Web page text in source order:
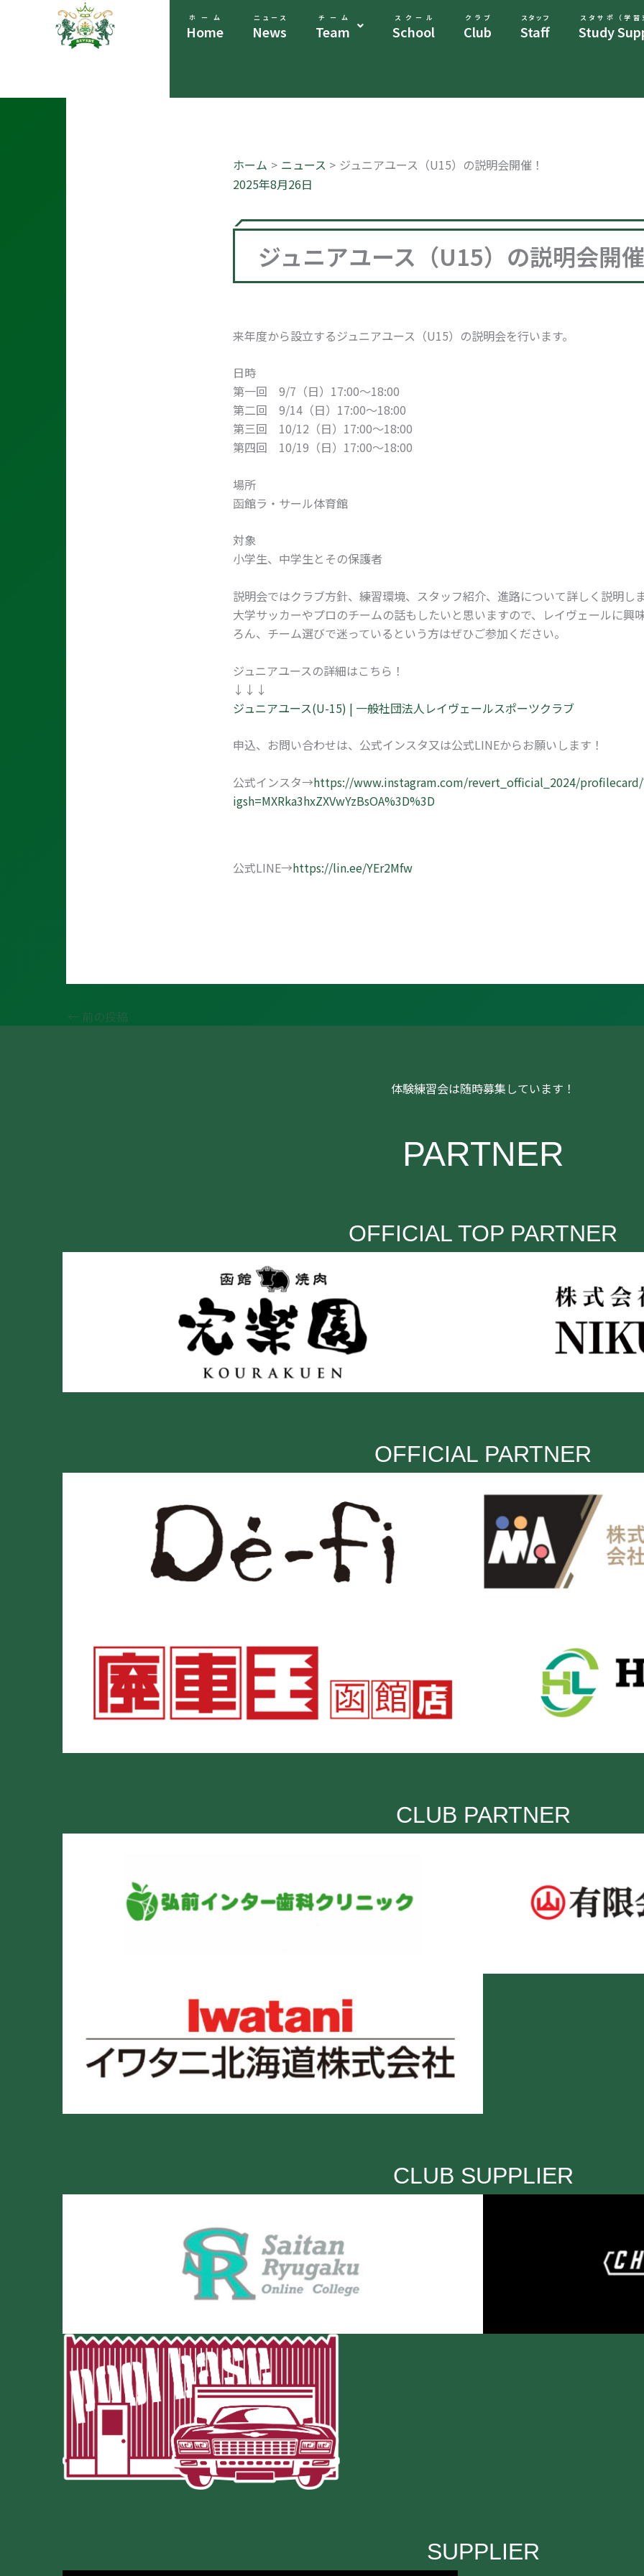
ッ
Home
ホーム
News
ニュース
Team
チーム
School
スクール
Club
クラブ
Staff
スタッフ
Study
スタサポ（学習
ホーム ニュース
ジュニアユース（U15）の説明会開催！
2025年8月26日
ジュニアユース（U15）の説明会開
来年度から設立するジュニアユース（U15）の説明会を行います。
日時
第一回 9/7（日）17:00〜18:00
第二回 9/14（日）17:00〜18:00
第三回 10/12（日）17:00～18:00
第四回 10/19（日）17:00～18:00
場所
函館ラ・サール体育館
対象
小学生、中学生とその保護者
説明会ではクラブ方針、練習環境、スタッフ紹介、進路について詳しく説明し
大学サッカーやプロのチームの話もしたいと思いますので、レイヴェールに興
ろん、チーム選びで迷っているという方はぜひご参加ください。
ジュニアユースの詳細はこちら！
↓↓↓
ジュニアユース(U-15) | 一般社団法人レイヴェールスポーツクラブ
申込、お問い合わせは、公式インスタ又は公式LINEからお願いします！
公式インスタ→https://www.instagram.com/revert_official_2024/
igsh=MXRka3hxZXVwYzBsOA%3D%3D
公式LINE→https://lin.ee/YEr2Mfw
← 前の投稿
体験練習会は随時募集しています！
PARTNER
OFFICIAL TOP PARTNER
OFFICIAL PARTNER
CLUB PARTNER
CLUB SUPPLIER
SUPPLIER